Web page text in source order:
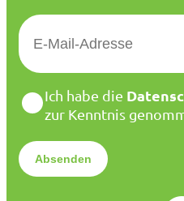
E
M
*
D
a
e
n
Ich habe die
zur Kenntnis